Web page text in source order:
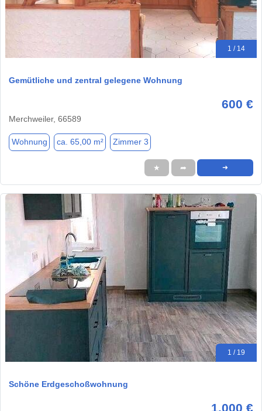
1 / 14
Gemütliche und zentral gelegene Wohnung
600 €
Merchweiler, 66589
Wohnung ca. 65,00 m² Zimmer 3
★ ➦ ➜
1 / 19
Schöne Erdgeschoßwohnung
1.000 €